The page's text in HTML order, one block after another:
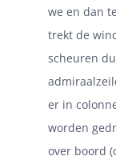
we en dan
trekt de
scheuren
er in
worden
over boord